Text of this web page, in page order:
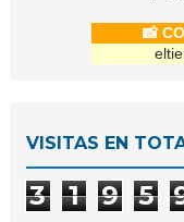
📸
VISITAS EN
3 1 9 5